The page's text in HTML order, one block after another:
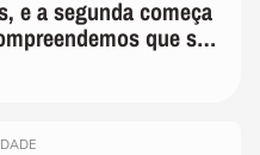
e a segunda começa
que só